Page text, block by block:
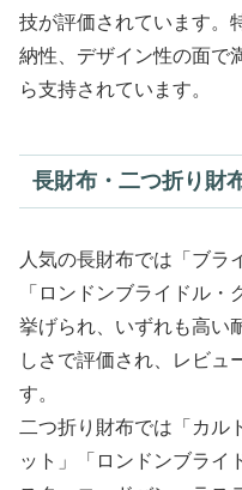
技が評価されています。
納性、デザイン性の面で
ら支持されています。
長財布・二つ折り財
人気の長財布では「ブラ
「ロンドンブライドル
挙げられ、いずれも高い
しさで評価され、レビュ
す。
二つ折り財布では「カル
ット」「ロンドンブライ